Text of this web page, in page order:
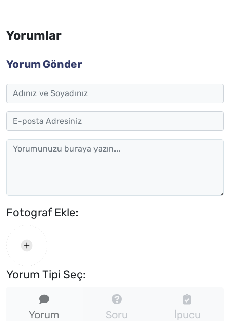
Yorumlar
Yorum Gönder
Fotograf Ekle:
Yorum Tipi Seç:
Yorum Soru İpucu